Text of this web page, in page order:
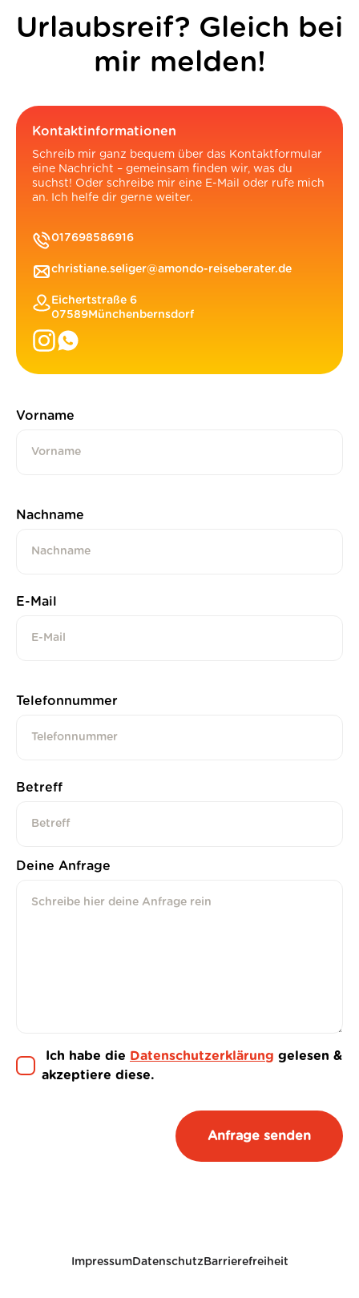
Urlaubsreif? Gleich bei
mir melden!
Kontaktinformationen
Schreib mir ganz bequem über das Kontaktformular
eine Nachricht – gemeinsam finden wir, was du
suchst! Oder schreibe mir eine E-Mail oder rufe mich
an. Ich helfe dir gerne weiter.
017698586916
christiane.seliger@amondo-reiseberater.de
Eichertstraße 6
07589Münchenbernsdorf
Vorname
Nachname
E-Mail
Telefonnummer
Betreff
Deine Anfrage
Ich habe die Datenschutzerklärung gelesen &
akzeptiere diese.
ImpressumDatenschutzBarrierefreiheit